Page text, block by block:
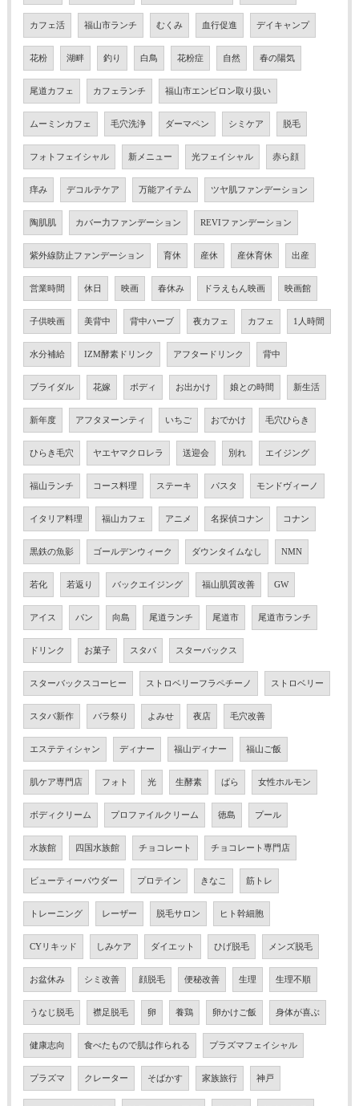
カフェ活 福山市ランチ むくみ 血行促進 デイキャンプ
花粉 湖畔 釣り 白鳥 花粉症 自然 春の陽気
尾道カフェ カフェランチ 福山市エンビロン取り扱い
ムーミンカフェ 毛穴洗浄 ダーマペン シミケア 脱毛
フォトフェイシャル 新メニュー 光フェイシャル 赤ら顔
痒み デコルテケア 万能アイテム ツヤ肌ファンデーション
陶肌肌 カバー力ファンデーション REVIファンデーション
紫外線防止ファンデーション 育休 産休 産休育休 出産
営業時間 休日 映画 春休み ドラえもん映画 映画館
子供映画 美背中 背中ハーブ 夜カフェ カフェ 1人時間
水分補給 IZM酵素ドリンク アフタードリンク 背中
ブライダル 花嫁 ボディ お出かけ 娘との時間 新生活
新年度 アフタヌーンティ いちご おでかけ 毛穴ひらき
ひらき毛穴 ヤエヤマクロレラ 送迎会 別れ エイジング
福山ランチ コース料理 ステーキ パスタ モンドヴィーノ
イタリア料理 福山カフェ アニメ 名探偵コナン コナン
黒鉄の魚影 ゴールデンウィーク ダウンタイムなし NMN
若化 若返り バックエイジング 福山肌質改善 GW
アイス パン 向島 尾道ランチ 尾道市 尾道市ランチ
ドリンク お菓子 スタバ スターバックス
スターバックスコーヒー ストロベリーフラペチーノ ストロベリー
スタバ新作 バラ祭り よみせ 夜店 毛穴改善
エステティシャン ディナー 福山ディナー 福山ご飯
肌ケア専門店 フォト 光 生酵素 ばら 女性ホルモン
ボディクリーム プロファイルクリーム 徳島 プール
水族館 四国水族館 チョコレート チョコレート専門店
ビューティーパウダー プロテイン きなこ 筋トレ
トレーニング レーザー 脱毛サロン ヒト幹細胞
CYリキッド しみケア ダイエット ひげ脱毛 メンズ脱毛
お盆休み シミ改善 顔脱毛 便秘改善 生理 生理不順
うなじ脱毛 襟足脱毛 卵 養鶏 卵かけご飯 身体が喜ぶ
健康志向 食べたもので肌は作られる プラズマフェイシャル
プラズマ クレーター そばかす 家族旅行 神戸